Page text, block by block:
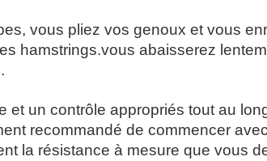
vous pliez vos genoux et vous
hamstrings.vous abaisserez
et un contrôle appropriés tout au
recommandé de commencer
la résistance à mesure que vous